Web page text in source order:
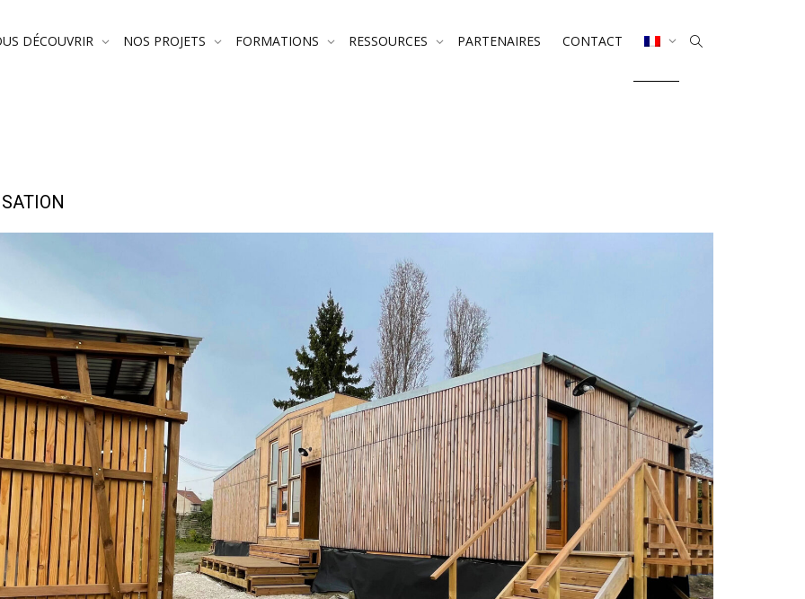
DÉCOUVRIR NOS PROJETS FORMATIONS RESSOURCES PARTENAIRES CONTACT